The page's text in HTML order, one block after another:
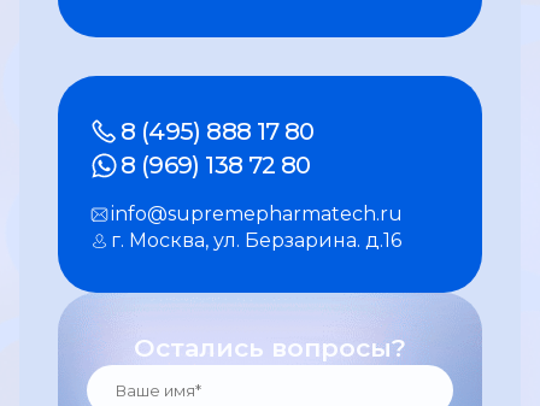
8 (495) 888 17 80
8 (969) 138 72 80
info@supremepharmatech.ru
г. Москва, ул. Берзарина. д.16
Остались вопросы?